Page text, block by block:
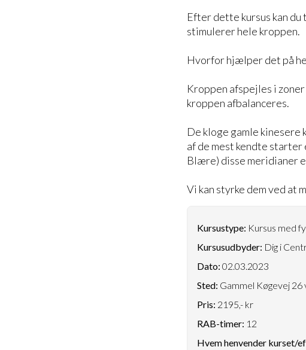
Efter dette kursus kan
stimulerer hele kroppen.
Hvorfor hjælper det på
Kroppen afspejles i
kroppen afbalanceres.
De kloge gamle kinesere
af de mest kendte
Blære) disse meridianer
Vi kan styrke dem ved at
Kursustype: Kursus med
Kursusudbyder: Dig i
Dato: 02.03.2023
Sted: Gammel Køgevej 26
Pris: 2195,- kr
RAB-timer: 12
Hvem henvender kurset/